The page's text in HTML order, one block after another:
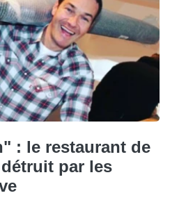
: le restaurant de
par les